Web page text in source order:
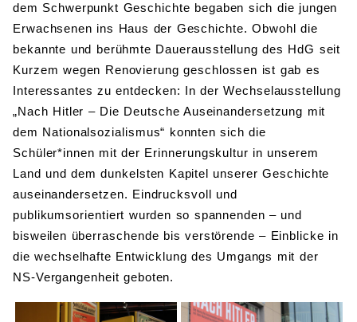
dem Schwerpunkt Geschichte begaben sich die jungen
Erwachsenen ins Haus der Geschichte. Obwohl die
bekannte und berühmte Dauerausstellung des HdG seit
Kurzem wegen Renovierung geschlossen ist gab es
Interessantes zu entdecken: In der Wechselausstellung
„Nach Hitler – Die Deutsche Auseinandersetzung mit
dem Nationalsozialismus“ konnten sich die
Schüler*innen mit der Erinnerungskultur in unserem
Land und dem dunkelsten Kapitel unserer Geschichte
auseinandersetzen. Eindrucksvoll und
publikumsorientiert wurden so spannenden – und
bisweilen überraschende bis verstörende – Einblicke in
die wechselhafte Entwicklung des Umgangs mit der
NS-Vergangenheit geboten.